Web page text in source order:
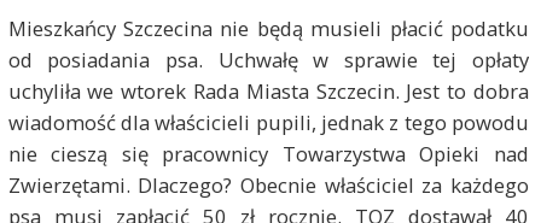
Mieszkańcy Szczecina nie będą musieli płacić podatku
od posiadania psa. Uchwałę w sprawie tej opłaty
uchyliła we wtorek Rada Miasta Szczecin. Jest to dobra
wiadomość dla właścicieli pupili, jednak z tego powodu
nie cieszą się pracownicy Towarzystwa Opieki nad
Zwierzętami. Dlaczego? Obecnie właściciel za każdego
psa musi zapłacić 50 zł rocznie. TOZ dostawał 40